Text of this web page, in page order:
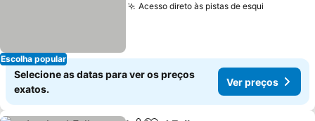
Escolha popular
Acesso direto às pistas de esqui
Selecione as datas para ver os preços
exatos.
Ver preços